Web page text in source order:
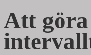
Att göra